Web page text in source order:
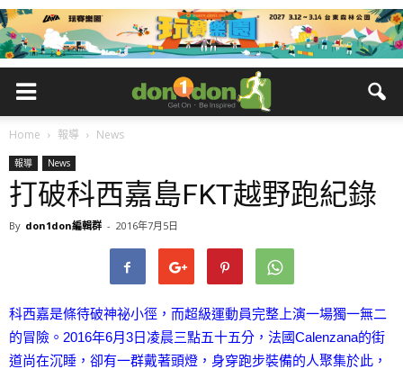
Home 報導 News
報導 News
打破科西嘉島FKT越野跑紀錄
By don1don編輯群 - 2016年7月5日
科西嘉是條待破神祕小徑，而超級運動員完整上演一場獨一無二
的冒險。2016年6月3日凌晨三點五十五分，法國Calenzana的街
道尚在沉睡，卻有一群戴著頭燈，身穿跑步裝備的人聚集於此，